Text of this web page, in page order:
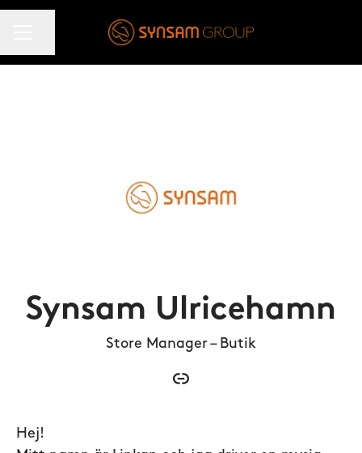
Synsam Ulricehamn
Store Manager – Butik
Hej!